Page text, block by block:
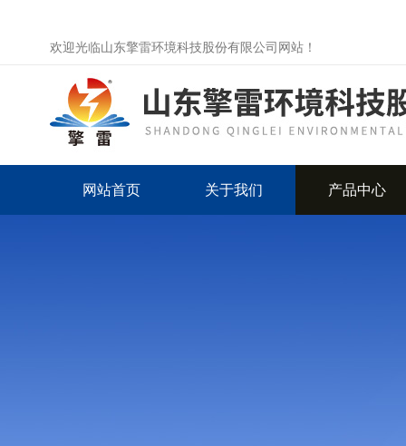
欢迎光临山东擎雷环境科技股份有限公司网站！
网站首页 关于我们 产品中心